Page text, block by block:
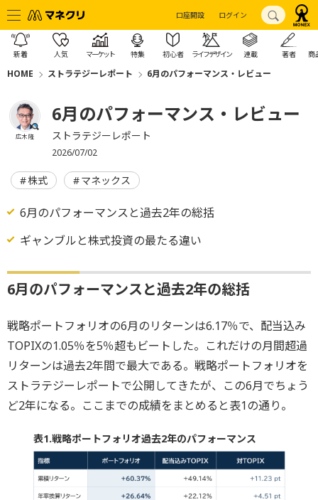
口座開設 ログイン
新着 人気 マーケット 特集 初心者 ライフデザイン 連載 著者 商
HOME ストラテジーレポート 6月のパフォーマンス・レビュー
広木 隆
6月のパフォーマンス・レビュー
ストラテジーレポート
2026/07/02
株式 マネックス
6月のパフォーマンスと過去2年の総括
ギャンブルと株式投資の最たる違い
6月のパフォーマンスと過去2年の総括
戦略ポートフォリオの6月のリターンは6.17％で、配当込み
TOPIXの1.05％を5％超もビートした。これだけの月間超過
リターンは過去2年間で最大である。戦略ポートフォリオを
ストラテジーレポートで公開してきたが、この6月でちょう
ど2年になる。ここまでの成績をまとめると表1の通り。
表1.戦略ポートフォリオ過去2年のパフォーマンス